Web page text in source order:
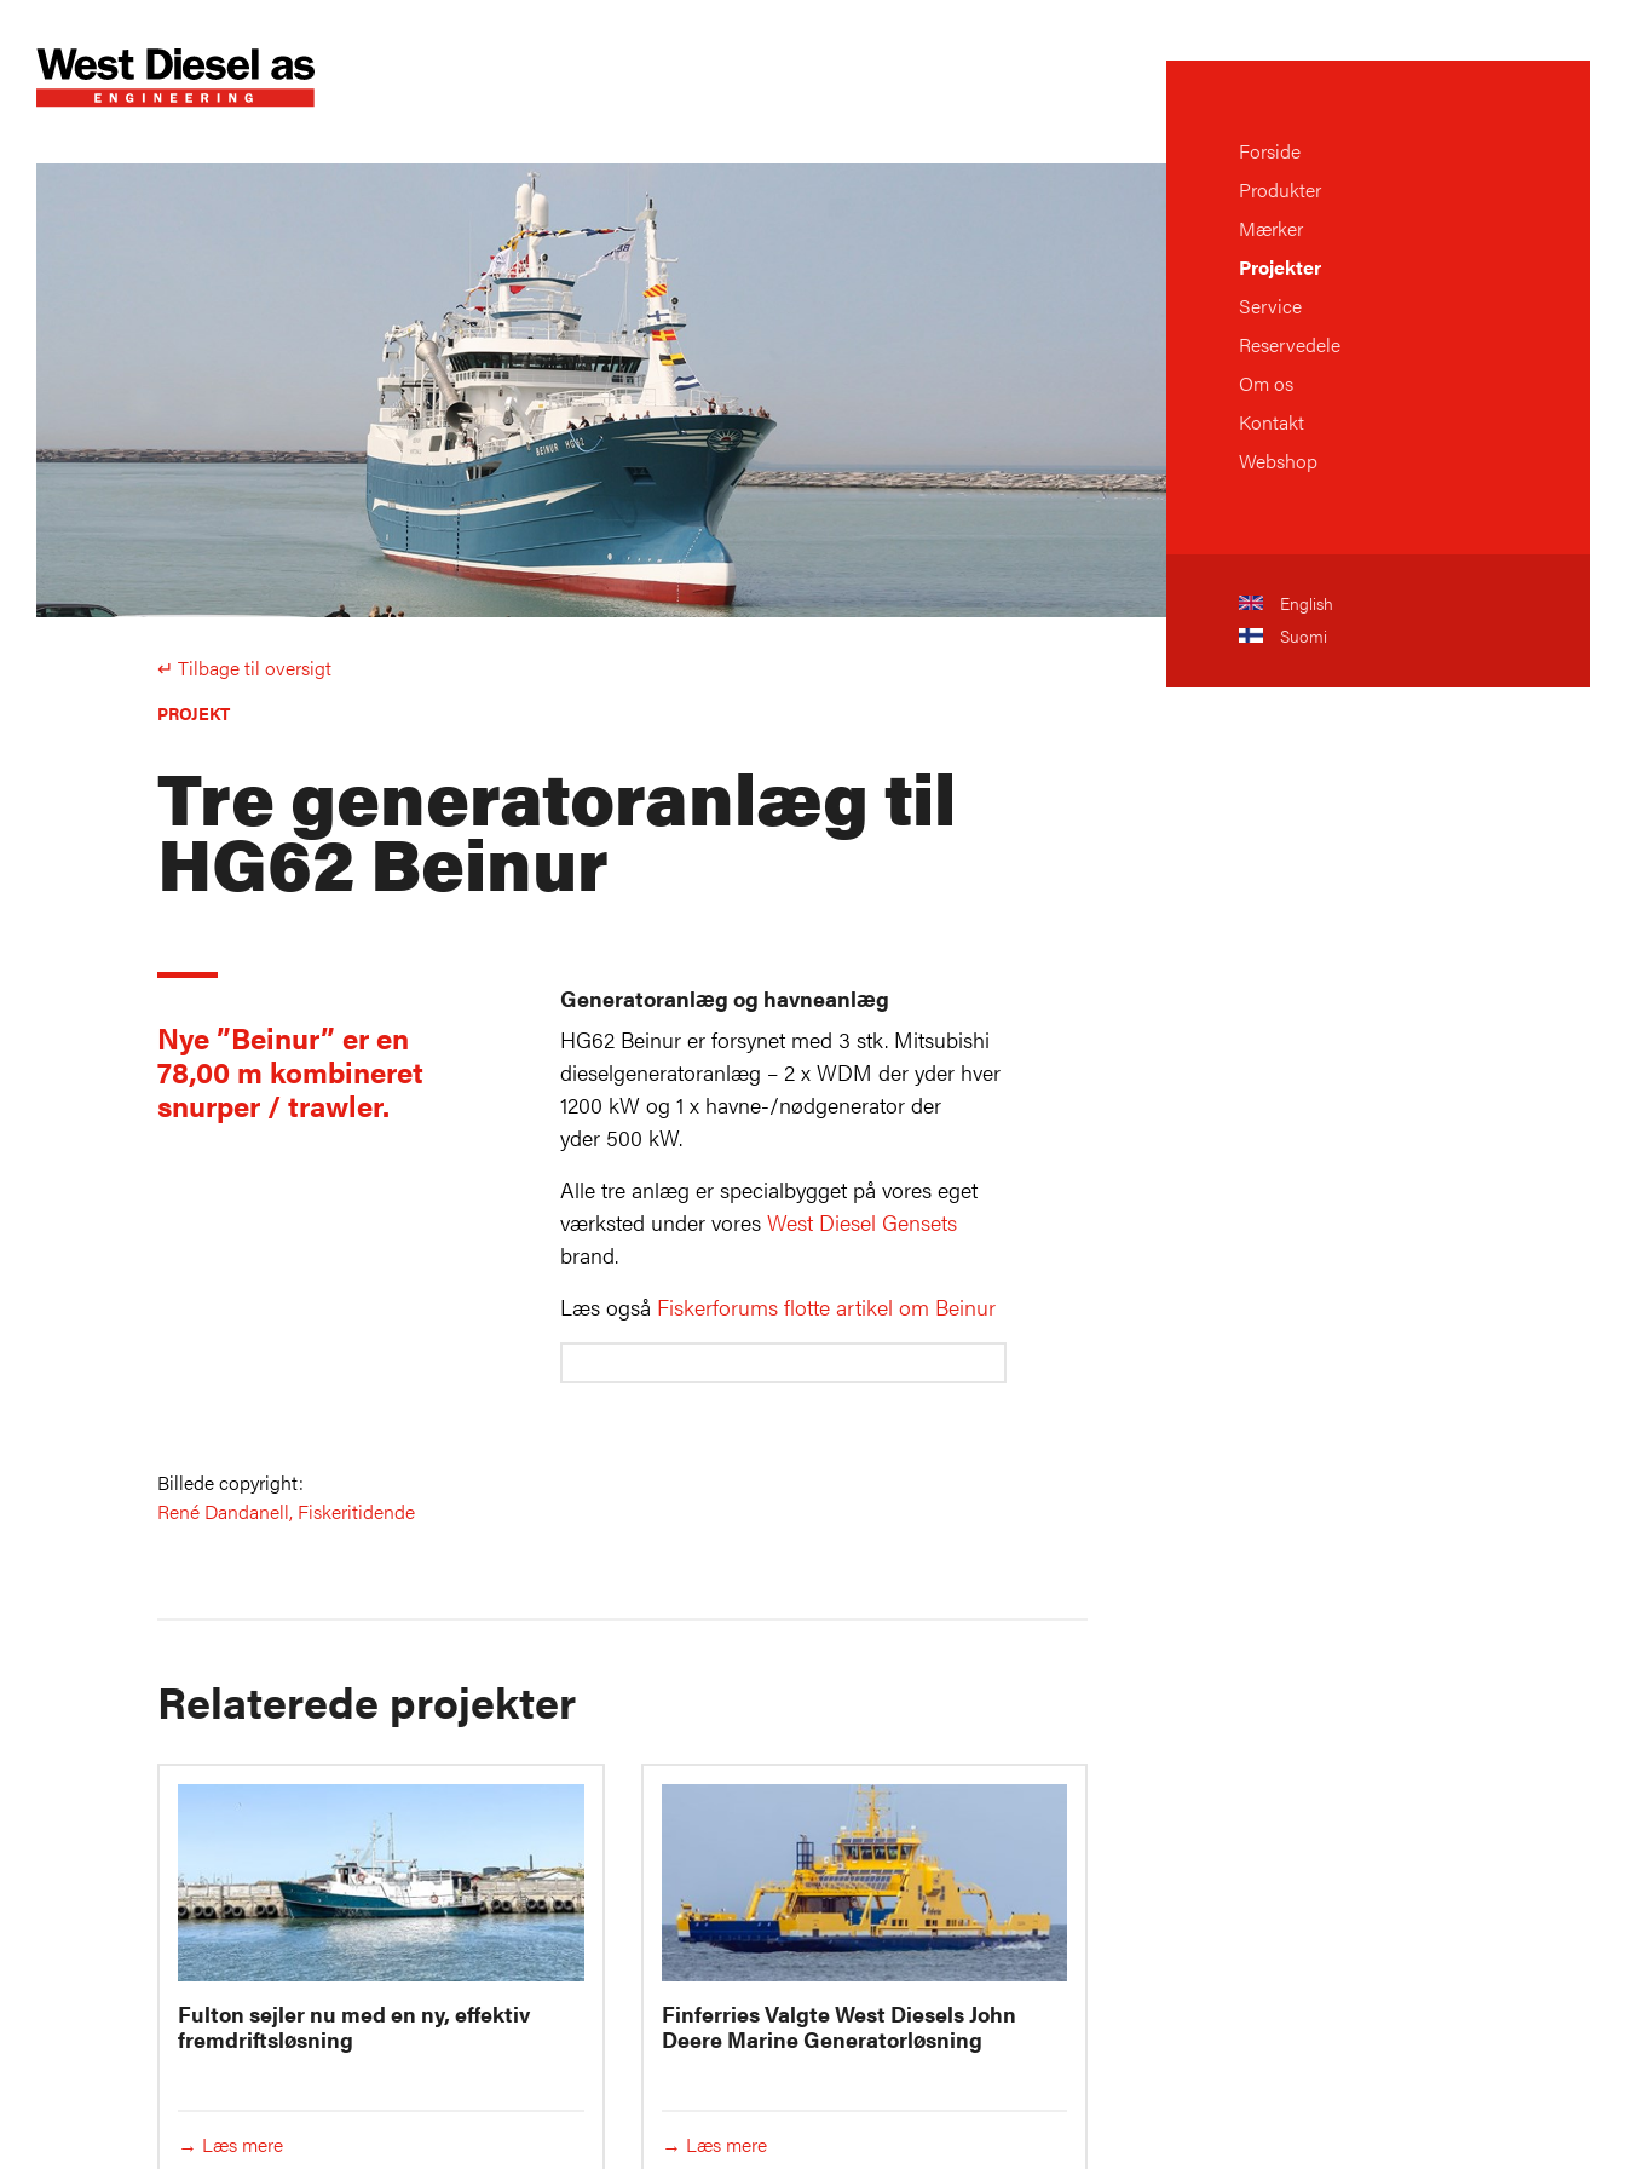
Forside
Produkter
Mærker
Projekter
Service
Reservedele
Om os
Kontakt
Webshop
English
Suomi
↵ Tilbage til oversigt
PROJEKT
Tre generatoranlæg til
HG62 Beinur
Nye ”Beinur” er en
78,00 m kombineret
snurper / trawler.
Generatoranlæg og havneanlæg
HG62 Beinur er forsynet med 3 stk. Mitsubishi
dieselgeneratoranlæg – 2 x WDM der yder hver
1200 kW og 1 x havne-/nødgenerator der
yder 500 kW.
Alle tre anlæg er specialbygget på vores eget
værksted under vores West Diesel Gensets
brand.
Læs også Fiskerforums flotte artikel om Beinur
Billede copyright:
René Dandanell, Fiskeritidende
Relaterede projekter
Fulton sejler nu med en ny, effektiv
fremdriftsløsning
→ Læs mere
Finferries Valgte West Diesels John
Deere Marine Generatorløsning
→ Læs mere